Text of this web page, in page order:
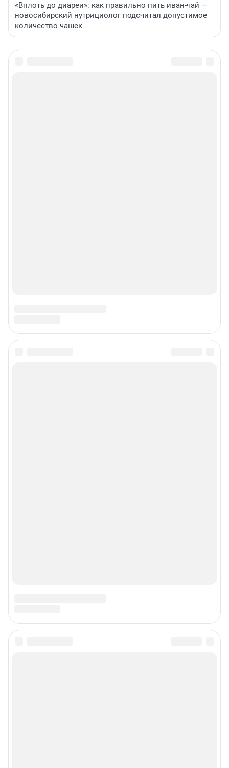
«Вплоть до диареи»: как правильно пить иван-чай —
новосибирский нутрициолог подсчитал допустимое
количество чашек